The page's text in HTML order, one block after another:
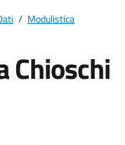
/ Modulistica
Chioschi